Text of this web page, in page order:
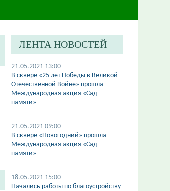
ЛЕНТА НОВОСТЕЙ
21.05.2021 13:00
В сквере «25 лет Победы в Великой
Отечественной Войне» прошла
Международная акция «Сад
памяти»
21.05.2021 09:00
В сквере «Новогодний» прошла
Международная акция «Сад
памяти»
18.05.2021 15:00
Начались работы по благоустройству